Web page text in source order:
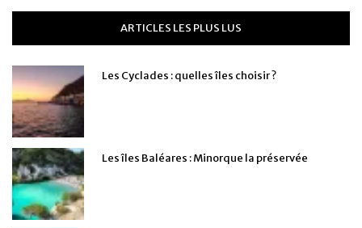
ARTICLES LES PLUS LUS
Les Cyclades : quelles îles choisir ?
Les îles Baléares : Minorque la préservée